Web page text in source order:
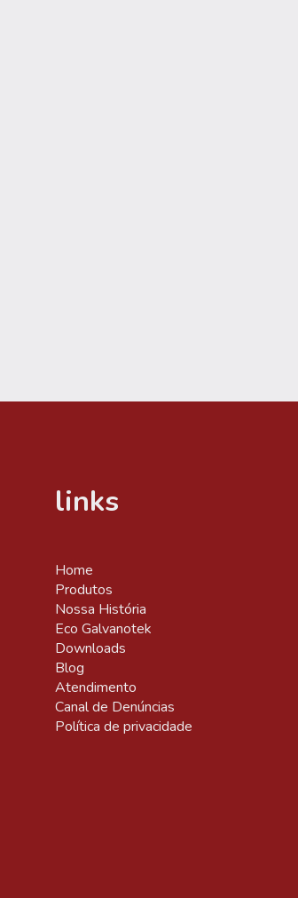
links
Home
Produtos
Nossa História
Eco Galvanotek
Downloads
Blog
Atendimento
Canal de Denúncias
Política de privacidade